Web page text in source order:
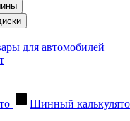
для автомобилей
Шинный